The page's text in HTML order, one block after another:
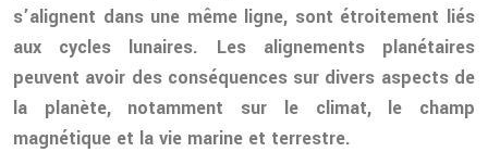
s’alignent dans une même ligne, sont étroitement liés
aux cycles lunaires. Les alignements planétaires
peuvent avoir des conséquences sur divers aspects de
la planète, notamment sur le climat, le champ
magnétique et la vie marine et terrestre.